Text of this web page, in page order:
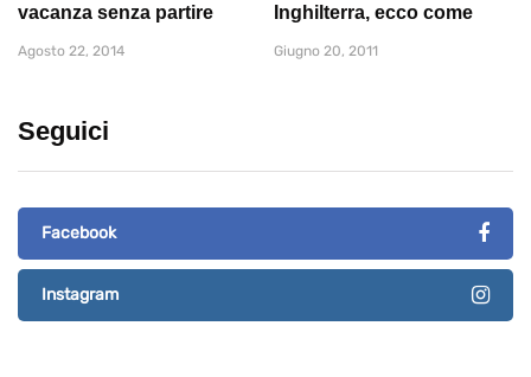
vacanza senza partire
Agosto 22, 2014
Inghilterra, ecco come
Giugno 20, 2011
Seguici
Facebook
Instagram